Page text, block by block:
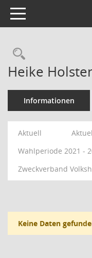
Toggle navigation
Heike
Informationen
Aktuell
Wahlperiode 2021 -
Zweckverband
Keine Daten